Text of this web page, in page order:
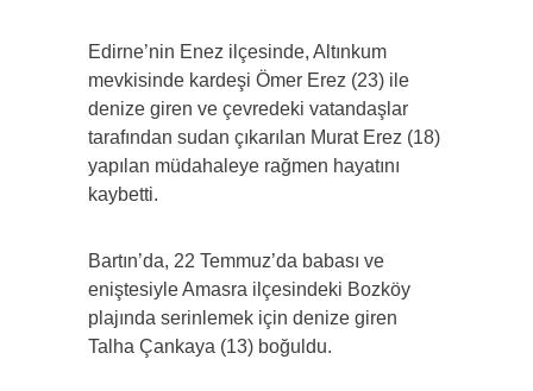
Edirne’nin Enez ilçesinde, Altınkum
mevkisinde kardeşi Ömer Erez (23) ile
denize giren ve çevredeki vatandaşlar
tarafından sudan çıkarılan Murat Erez (18)
yapılan müdahaleye rağmen hayatını
kaybetti.
Bartın’da, 22 Temmuz’da babası ve
eniştesiyle Amasra ilçesindeki Bozköy
plajında serinlemek için denize giren
Talha Çankaya (13) boğuldu.